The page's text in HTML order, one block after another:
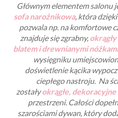
Głównym elementem salonu
sofa narożnikowa, która
pozwala np. na komfortowe
znajduje się zgrabny,
blatem i drewnianymi nóżkami
wysięgniku
doświetlenie kącika
ciepłego nastroju. Na
zostałyokrągłe,
przestrzeni. Całości
szarościami dywan, który